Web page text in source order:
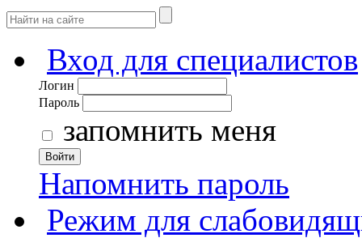
Вход для специалистов
Логин
Пароль
запомнить меня
Войти
Напомнить пароль
Режим для